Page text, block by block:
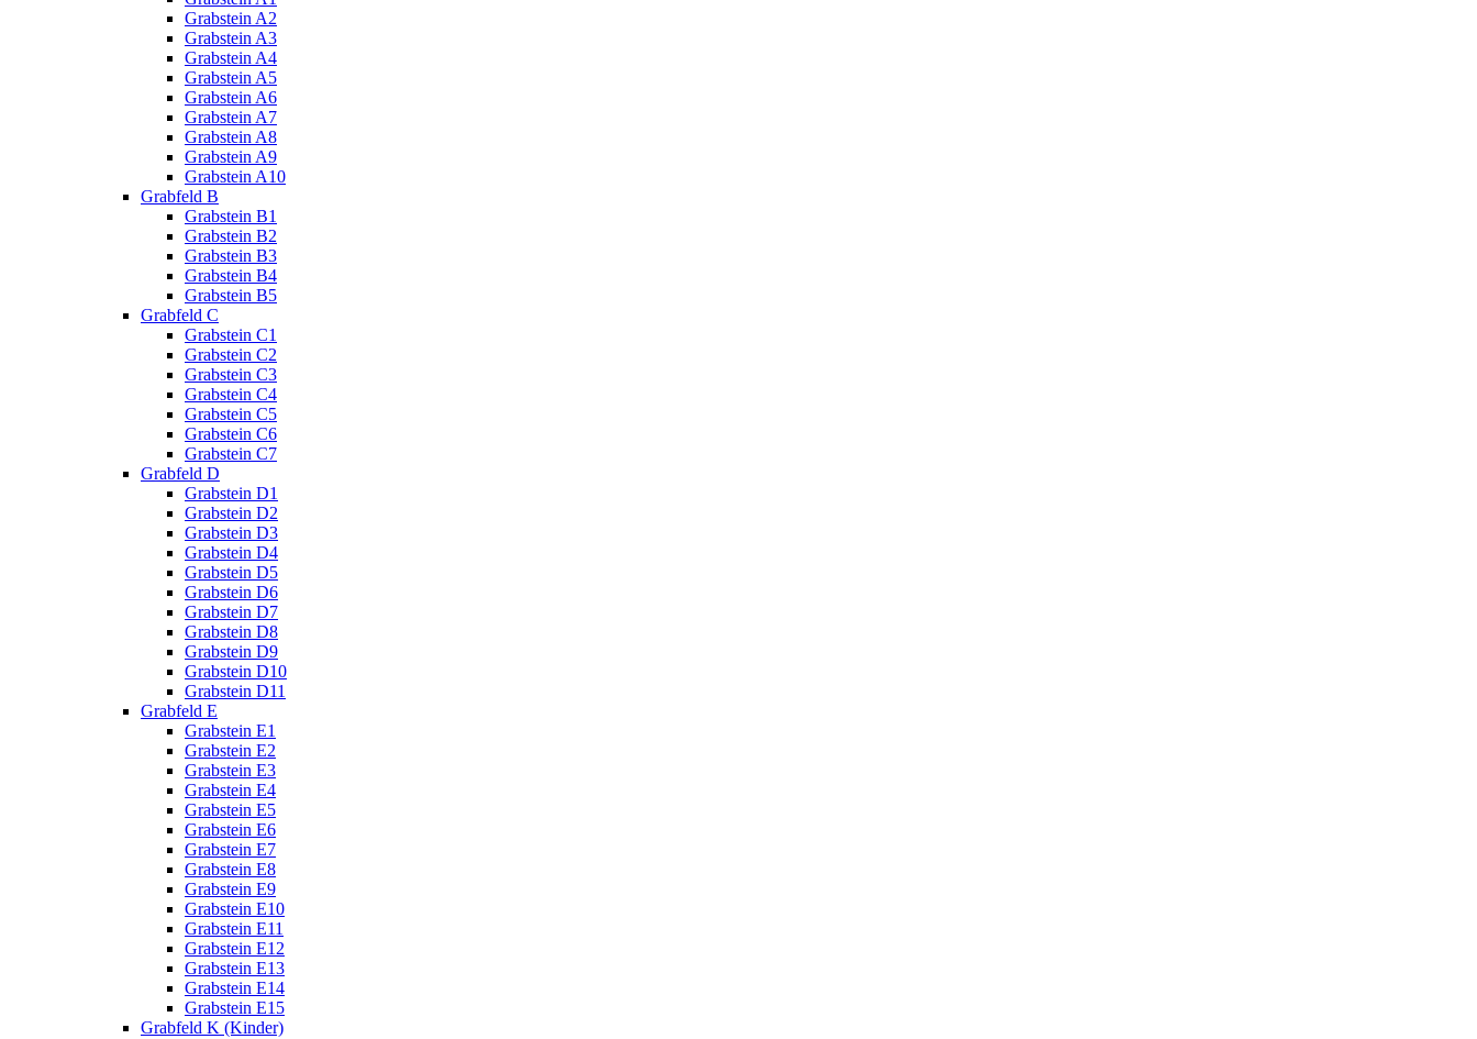
Grabstein A2
Grabstein A3
Grabstein A4
Grabstein A5
Grabstein A6
Grabstein A7
Grabstein A8
Grabstein A9
Grabstein A10
Grabfeld B
Grabstein B1
Grabstein B2
Grabstein B3
Grabstein B4
Grabstein B5
Grabfeld C
Grabstein C1
Grabstein C2
Grabstein C3
Grabstein C4
Grabstein C5
Grabstein C6
Grabstein C7
Grabfeld D
Grabstein D1
Grabstein D2
Grabstein D3
Grabstein D4
Grabstein D5
Grabstein D6
Grabstein D7
Grabstein D8
Grabstein D9
Grabstein D10
Grabstein D11
Grabfeld E
Grabstein E1
Grabstein E2
Grabstein E3
Grabstein E4
Grabstein E5
Grabstein E6
Grabstein E7
Grabstein E8
Grabstein E9
Grabstein E10
Grabstein E11
Grabstein E12
Grabstein E13
Grabstein E14
Grabstein E15
Grabfeld K (Kinder)